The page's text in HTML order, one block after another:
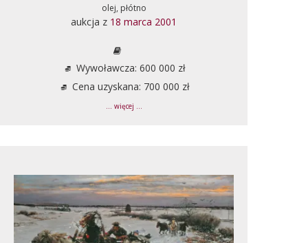
olej, płótno
aukcja z 18 marca 2001
Wywoławcza: 600 000 zł
Cena uzyskana: 700 000 zł
... więcej ...